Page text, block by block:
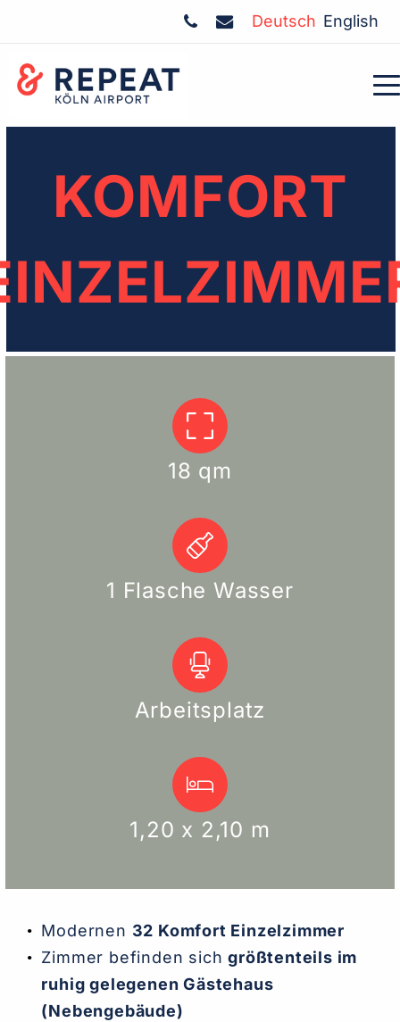
Deutsch English
KOMFORT
18 qm
1 Flasche Wasser
Arbeitsplatz
1,20 x 2,10 m
Modernen 32 Komfort Einzelzimmer
Zimmer befinden sichgrößtenteils im
ruhig gelegenen Gästehaus
(Nebengebäude)